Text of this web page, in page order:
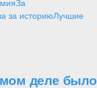
За
за историюЛучшие
деле было